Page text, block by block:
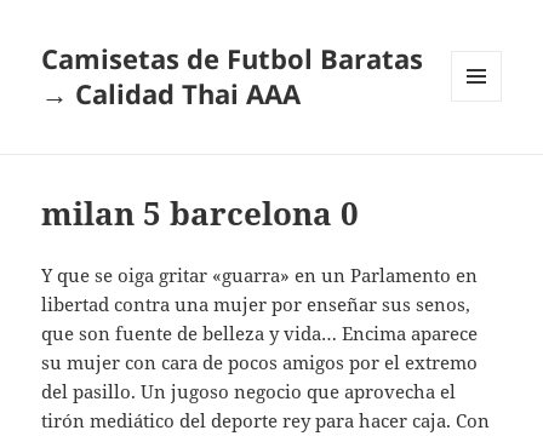
Camisetas de Futbol Baratas
→ Calidad Thai AAA
milan 5 barcelona 0
Y que se oiga gritar «guarra» en un Parlamento en
libertad contra una mujer por enseñar sus senos,
que son fuente de belleza y vida… Encima aparece
su mujer con cara de pocos amigos por el extremo
del pasillo. Un jugoso negocio que aprovecha el
tirón mediático del deporte rey para hacer caja. Con